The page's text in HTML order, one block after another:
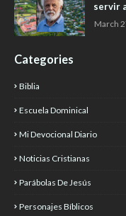
servir
March
Categories
Biblia
Escuela Dominical
Mi Devocional Diario
Noticias Cristianas
Parábolas De Jesús
Personajes Bíblicos